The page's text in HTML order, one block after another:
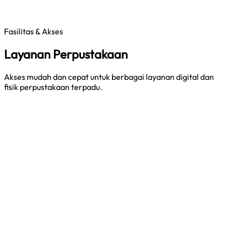
Fasilitas & Akses
Layanan Perpustakaan
Akses mudah dan cepat untuk berbagai layanan digital dan
fisik perpustakaan terpadu.